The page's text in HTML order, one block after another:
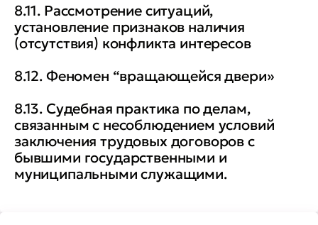
8.11. Рассмотрение ситуаций,
установление признаков наличия
(отсутствия) конфликта интересов
8.12. Феномен “вращающейся двери»
8.13. Судебная практика по делам,
связанным с несоблюдением условий
заключения трудовых договоров с
бывшими государственными и
муниципальными служащими.